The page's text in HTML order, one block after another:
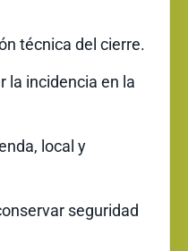
técnica del cierre.
la incidencia en la
local y
seguridad